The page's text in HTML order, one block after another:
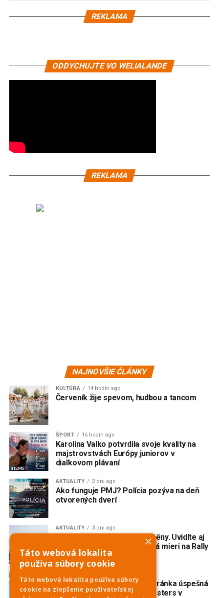
REKLAMA
ODDYCHUJTE VO WELIALANDE
REKLAMA
NAJNOVŠIE ČLÁNKY
KULTÚRA 14 hodín ago
Červeník žije spevom, hudbou a tancom
ŠPORT 15 hodín ago
Karolina Valko potvrdila svoje kvality na
majstrovstvách Európy juniorov v
diaľkovom plávaní
AKTUALITY 2 dni ago
Ako funguje PMJ? Polícia pozýva na deň
otvorených dverí
AKTUALITY 3 dni ago
Do Piešťan mieria opäť Citroëny. Uvidíte aj
dvojmotorovú „kačicu“, ktorá mieri na Rally
Dakar Classic
Veslovanie: Piešťanská veteránka úspešná
na prestížnej regate Euromasters v
×
Táto webová lokalita
používa súbory cookie
Táto webová lokalita používa súbory
cookie na zlepšenie používateľskej